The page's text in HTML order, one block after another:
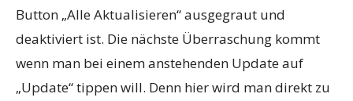
Button „Alle Aktualisieren“ ausgegraut und
deaktiviert ist. Die nächste Überraschung kommt
wenn man bei einem anstehenden Update auf
„Update“ tippen will. Denn hier wird man direkt zu